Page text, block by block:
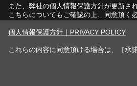
また、弊社の個人情報保護方針が更新さ
こちらについてもご確認の上、同意頂く
個人情報保護方針｜PRIVACY POLICY
これらの内容に同意頂ける場合は、［承